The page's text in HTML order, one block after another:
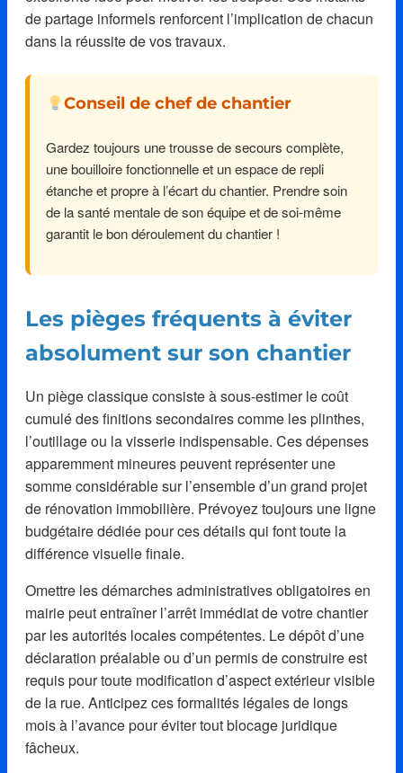
de partage informels renforcent l’implication de chacun
dans la réussite de vos travaux.
Conseil de chef de chantier
Gardez toujours une trousse de secours complète,
une bouilloire fonctionnelle et un espace de repli
étanche et propre à l’écart du chantier. Prendre soin
de la santé mentale de son équipe et de soi-même
garantit le bon déroulement du chantier !
Les pièges fréquents à éviter
absolument sur son chantier
Un piège classique consiste à sous-estimer le coût
cumulé des finitions secondaires comme les plinthes,
l’outillage ou la visserie indispensable. Ces dépenses
apparemment mineures peuvent représenter une
somme considérable sur l’ensemble d’un grand projet
de rénovation immobilière. Prévoyez toujours une ligne
budgétaire dédiée pour ces détails qui font toute la
différence visuelle finale.
Omettre les démarches administratives obligatoires en
mairie peut entraîner l’arrêt immédiat de votre chantier
par les autorités locales compétentes. Le dépôt d’une
déclaration préalable ou d’un permis de construire est
requis pour toute modification d’aspect extérieur visible
de la rue. Anticipez ces formalités légales de longs
mois à l’avance pour éviter tout blocage juridique
fâcheux.